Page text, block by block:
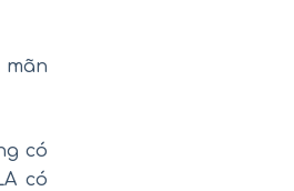
mãn
có
có